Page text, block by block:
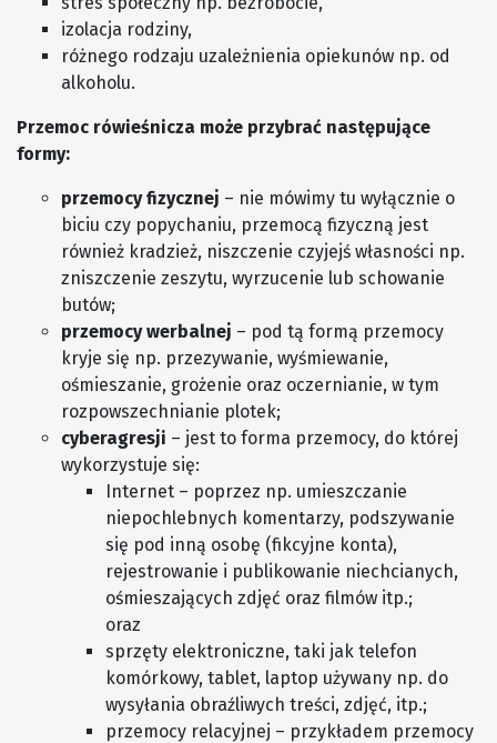
izolacja rodziny,
różnego rodzaju uzależnienia opiekunów np. od
alkoholu.
Przemoc rówieśnicza może przybrać następujące
formy:
przemocy fizycznej – nie mówimy tu wyłącznie o
biciu czy popychaniu, przemocą fizyczną jest
również kradzież, niszczenie czyjejś własności np.
zniszczenie zeszytu, wyrzucenie lub schowanie
butów;
przemocy werbalnej – pod tą formą przemocy
kryje się np. przezywanie, wyśmiewanie,
ośmieszanie, grożenie oraz oczernianie, w tym
rozpowszechnianie plotek;
cyberagresji – jest to forma przemocy, do której
wykorzystuje się:
Internet – poprzez np. umieszczanie
niepochlebnych komentarzy, podszywanie
się pod inną osobę (fikcyjne konta),
rejestrowanie i publikowanie niechcianych,
ośmieszających zdjęć oraz filmów itp.;
oraz
sprzęty elektroniczne, taki jak telefon
komórkowy, tablet, laptop używany np. do
wysyłania obraźliwych treści, zdjęć, itp.;
przemocy relacyjnej – przykładem przemocy